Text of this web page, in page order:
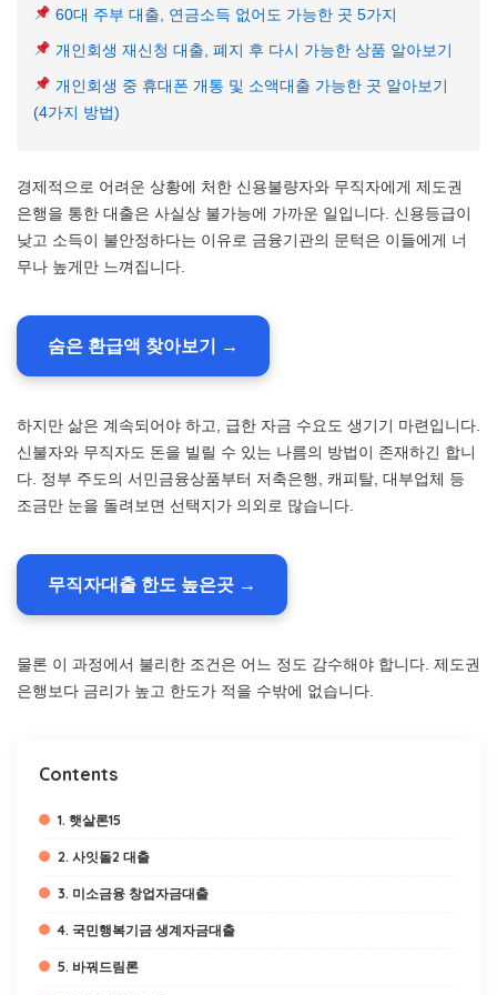
60대 주부 대출, 연금소득 없어도 가능한 곳 5가지
개인회생 재신청 대출, 폐지 후 다시 가능한 상품 알아보기
개인회생 중 휴대폰 개통 및 소액대출 가능한 곳 알아보기
(4가지 방법)
경제적으로 어려운 상황에 처한 신용불량자와 무직자에게 제도권
은행을 통한 대출은 사실상 불가능에 가까운 일입니다. 신용등급이
낮고 소득이 불안정하다는 이유로 금융기관의 문턱은 이들에게 너
무나 높게만 느껴집니다.
숨은 환급액 찾아보기 →
하지만 삶은 계속되어야 하고, 급한 자금 수요도 생기기 마련입니다.
신불자와 무직자도 돈을 빌릴 수 있는 나름의 방법이 존재하긴 합니
다. 정부 주도의 서민금융상품부터 저축은행, 캐피탈, 대부업체 등
조금만 눈을 돌려보면 선택지가 의외로 많습니다.
무직자대출 한도 높은곳 →
물론 이 과정에서 불리한 조건은 어느 정도 감수해야 합니다. 제도권
은행보다 금리가 높고 한도가 적을 수밖에 없습니다.
Contents
1. 햇살론15
2. 사잇돌2 대출
3. 미소금융 창업자금대출
4. 국민행복기금 생계자금대출
5. 바꿔드림론